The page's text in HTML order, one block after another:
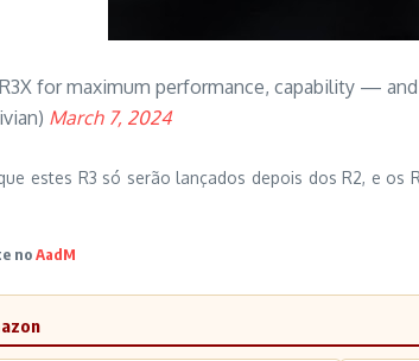
for maximum performance, capability —
March 7, 2024
estes R3 só serão lançados depois dos R2, e
noAadM